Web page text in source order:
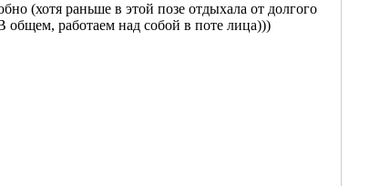
(хотя раньше в этой позе отдыхала от долгого
общем, работаем над собой в поте лица)))